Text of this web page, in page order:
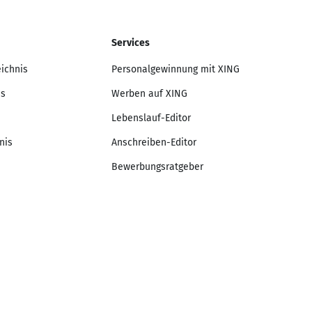
Services
Personalgewinnung mit XING
Werben auf XING
Lebenslauf-Editor
Anschreiben-Editor
Bewerbungsratgeber